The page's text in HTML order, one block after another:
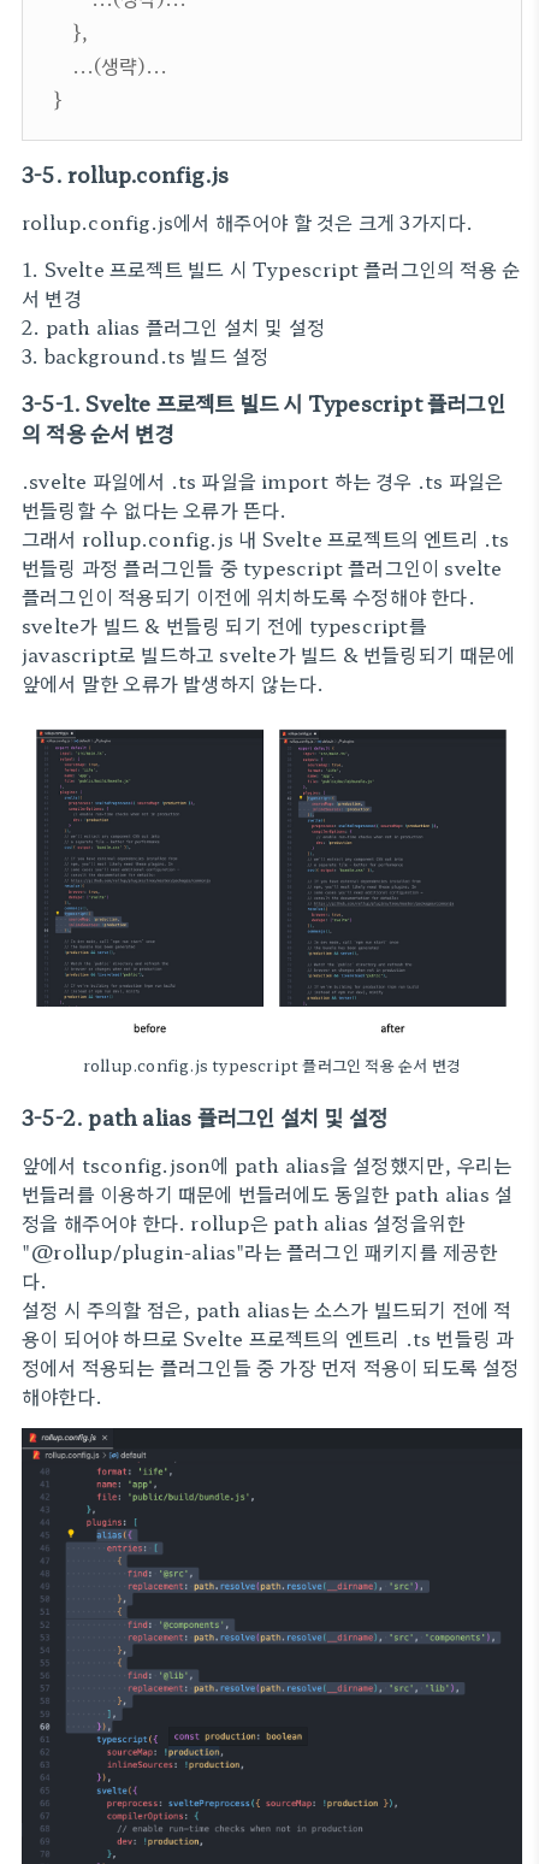
},
...(생략)...
}
3-5. rollup.config.js
rollup.config.js에서 해주어야 할 것은 크게 3가지다.
1. Svelte 프로젝트 빌드 시 Typescript 플러그인의 적용 순
서 변경
2. path alias 플러그인 설치 및 설정
3. background.ts 빌드 설정
3-5-1. Svelte 프로젝트 빌드 시 Typescript 플러그인
의 적용 순서 변경
.svelte 파일에서 .ts 파일을 import 하는 경우 .ts 파일은
번들링할 수 없다는 오류가 뜬다.
그래서 rollup.config.js 내 Svelte 프로젝트의 엔트리 .ts
번들링 과정 플러그인들 중 typescript 플러그인이 svelte
플러그인이 적용되기 이전에 위치하도록 수정해야 한다.
svelte가 빌드 & 번들링 되기 전에 typescript를
javascript로 빌드하고 svelte가 빌드 & 번들링되기 때문에
앞에서 말한 오류가 발생하지 않는다.
rollup.config.js typescript 플러그인 적용 순서 변경
3-5-2. path alias 플러그인 설치 및 설정
앞에서 tsconfig.json에 path alias을 설정했지만, 우리는
번들러를 이용하기 때문에 번들러에도 동일한 path alias 설
정을 해주어야 한다. rollup은 path alias 설정을위한
"@rollup/plugin-alias"라는 플러그인 패키지를 제공한
다.
설정 시 주의할 점은, path alias는 소스가 빌드되기 전에 적
용이 되어야 하므로 Svelte 프로젝트의 엔트리 .ts 번들링 과
정에서 적용되는 플러그인들 중 가장 먼저 적용이 되도록 설정
해야한다.